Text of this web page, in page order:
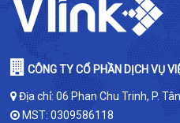
CÔNG TY CỔ PHẦN DỊCH VỤ
Địa chỉ: 06 Phan Chu Trinh, P.
MST: 0309586118